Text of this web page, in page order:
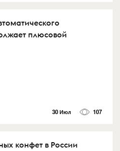
плюсовой
30 Июл 107
конфет в России